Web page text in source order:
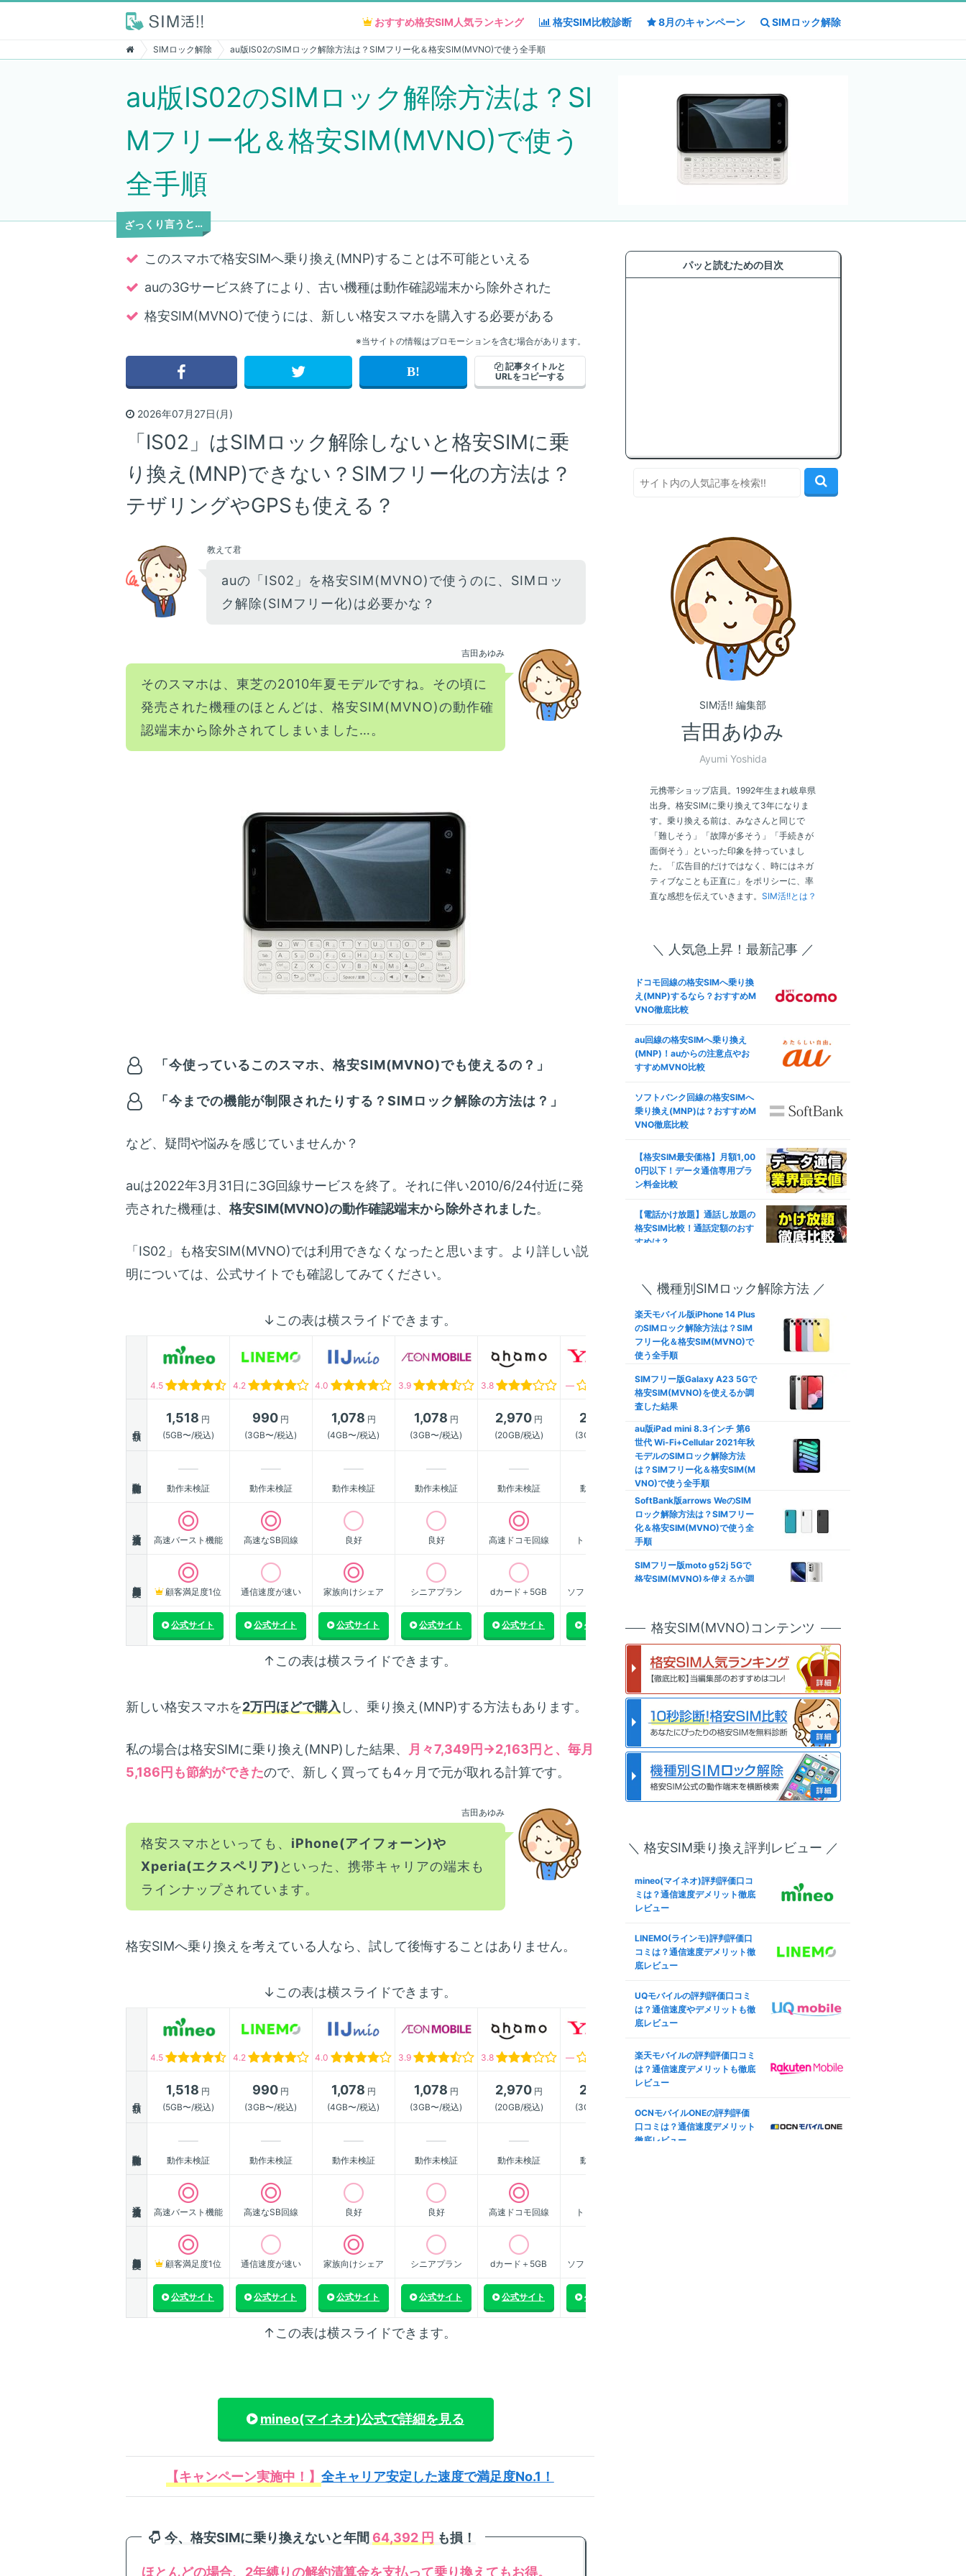
おすすめ格安SIM人気ランキング 格安SIM比較診断 8月のキャンペーン SIMロック解除
SIMロック解除 au版IS02のSIMロック解除方法は？SIMフリー化＆格安SIM(MVNO)で使う全手順
au版IS02のSIMロック解除方法は？SI
Mフリー化＆格安SIM(MVNO)で使う
全手順
ざっくり言うと…
このスマホで格安SIMへ乗り換え(MNP)することは不可能といえる
auの3Gサービス終了により、古い機種は動作確認端末から除外された
格安SIM(MVNO)で使うには、新しい格安スマホを購入する必要がある
※当サイトの情報はプロモーションを含む場合があります。
記事タイトルと
URLをコピーする
2026年07月27日(月)
「IS02」はSIMロック解除しないと格安SIMに乗
り換え(MNP)できない？SIMフリー化の方法は？
テザリングやGPSも使える？
教えて君
auの「IS02」を格安SIM(MVNO)で使うのに、SIMロッ
ク解除(SIMフリー化)は必要かな？
吉田あゆみ
そのスマホは、東芝の2010年夏モデルですね。その頃に
発売された機種のほとんどは、格安SIM(MVNO)の動作確
認端末から除外されてしまいました…。
「今使っているこのスマホ、格安SIM(MVNO)でも使えるの？」
「今までの機能が制限されたりする？SIMロック解除の方法は？」
など、疑問や悩みを感じていませんか？
auは2022年3月31日に3G回線サービスを終了。それに伴い2010/6/24付近に発
売された機種は、 格安SIM(MVNO)の動作確認端末から除外されました。
「IS02」も格安SIM(MVNO)では利用できなくなったと思います。より詳しい説
明については、公式サイトでも確認してみてください。
↓この表は横スライドできます。
4.5 4.2 4.0 3.9 3.8 ― ―
1,518 円
(5GB〜/税込)
990 円
(3GB〜/税込)
1,078 円
(4GB〜/税込)
1,078 円
(3GB〜/税込)
2,970円
(20GB/税込)
2,178
(3GB〜/税込)
(3GB〜/税込)
動作未検証 動作未検証 動作未検証 動作未検証 動作未検証 動作未検証 動作未検証
高速バースト機能 高速なSB回線 良好 良好 高速ドコモ回線 トップクラス
顧客満足度1位 通信速度が速い 家族向けシェア シニアプラン dカード＋5GB ソフトバンク傘下
公式サイト 公式サイト 公式サイト 公式サイト 公式サイト 公式サイト 公式サイト
↑この表は横スライドできます。
新しい格安スマホを2万円ほどで購入 し、乗り換え(MNP)する方法もあります。
私の場合は格安SIMに乗り換え(MNP)した結果、
月々7,349円→2,163円と、毎月
5,186円も節約ができたので、新しく買っても4ヶ月で元が取れる計算です。
吉田あゆみ
格安スマホといっても、 iPhone(アイフォーン)や
Xperia(エクスペリア) といった、携帯キャリアの端末も
ラインナップされています。
格安SIMへ乗り換えを考えている人なら、試して後悔することはありません。
↓この表は横スライドできます。
4.5 4.2 4.0 3.9 3.8 ― ―
1,518 円
(5GB〜/税込)
990 円
(3GB〜/税込)
1,078 円
(4GB〜/税込)
1,078 円
(3GB〜/税込)
2,970円
(20GB/税込)
2,178
(3GB〜/税込)
(3GB〜/税込)
動作未検証 動作未検証 動作未検証 動作未検証 動作未検証 動作未検証
高速バースト機能 高速なSB回線 良好 良好 高速ドコモ回線 トップクラス
顧客満足度1位 通信速度が速い 家族向けシェア シニアプラン dカード＋5GB ソフトバンク傘下
公式サイト 公式サイト 公式サイト 公式サイト 公式サイト 公式サイト
↑この表は横スライドできます。
mineo(マイネオ)公式で詳細を見る
【キャンペーン実施中！】 全キャリア安定した速度で満足度No.1！
今、格安SIMに乗り換えないと年間 64,392 円 も損！
ほとんどの場合、2年縛りの解約清算金を支払って乗り換えてもお得。
パッと読むための目次
SIM活!! 編集部
吉田あゆみ
Ayumi Yoshida
元携帯ショップ店員。1992年生まれ岐阜県
出身。格安SIMに乗り換えて3年になりま
す。乗り換える前は、みなさんと同じで
「難しそう」「故障が多そう」「手続きが
面倒そう」といった印象を持っていまし
た。「広告目的だけではなく、時にはネガ
ティブなことも正直に」をポリシーに、率
直な感想を伝えていきます。 SIM活!!とは？
＼ 人気急上昇！最新記事 ／
ドコモ回線の格安SIMへ乗り換
え(MNP)するなら？おすすめM
VNO徹底比較
au回線の格安SIMへ乗り換え
(MNP)！auからの注意点やお
すすめMVNO比較
ソフトバンク回線の格安SIMへ
乗り換え(MNP)は？おすすめM
VNO徹底比較
【格安SIM最安価格】月額1,00
0円以下！データ通信専用プラ
ン料金比較
【電話かけ放題】通話し放題の
格安SIM比較！通話定額のおす
すめは？
安SIM徹底比較！失敗しない選
【口座振替/デビットカード】
クレジットカード不要の格安SI
M徹底比較
家族割は格安SIMでも使える？
家族向けプランおすすめ格安SI
【カウントフリー】データ無制
限使い放題の罠！制限なし格安
SIM比較
格安SIMはテザリングできな
い？docomo/au/Softbank回
線おすすめ比較
iPhone/Androidのデータ通信
量節約！ギガ不足を解消して通
mineo(マイネオ)メールアドレ
ス設定！キャリアメールから変
更も解説
mineo(マイネオ)フリータンク
とは？引き出しルール条件やデ
メリット
mineo(マイネオ)パケットシェ
ア方法は？パケットギフト併用
でお得に
mineo(マイネオ)なら法人契約
Mも徹底解説
mineo(マイネオ)海外で使え
ミング設定も
mineo(マイネオ)の端末安心保
ne保証も
mineo(マイネオ)の契約プラン
プ変更も
mineo(マイネオ)マイページ徹
順も紹介
＼ 機種別SIMロック解除方法 ／
楽天モバイル版iPhone 14 Plus
のSIMロック解除方法は？SIM
フリー化＆格安SIM(MVNO)で
使う全手順
SIMフリー版Galaxy A23 5Gで
格安SIM(MVNO)を使えるか調
査した結果
au版iPad mini 8.3インチ 第6
世代 Wi-Fi+Cellular 2021年秋
モデルのSIMロック解除方法
は？SIMフリー化＆格安SIM(M
VNO)で使う全手順
SoftBank版arrows WeのSIM
ロック解除方法は？SIMフリー
化＆格安SIM(MVNO)で使う全
手順
SIMフリー版moto g52j 5Gで
格安SIM(MVNO)を使えるか調
のSIMロック解除方法は？SIM
フリー化＆格安SIM(MVNO)で
使う全手順
au版iPhone 13 ProのSIMロッ
ク解除方法は？SIMフリー化＆
格安SIM(MVNO)で使う全手順
SIMフリー版Redmi 9Tで格安S
IM(MVNO)を使えるか調査した
結果
SoftBank版Xperia 10 VのSIM
ロック解除方法は？SIMフリー
SIMフリー版Smartphone for
KW-BL512R16で格安SIM(MV
NO)を使えるか調査した結果
SIMフリー版OPPO Reno5 Aで
査した結果
docomo版iPhone SE (第3世
Mフリー化＆格安SIM(MVNO)
で使う全手順
楽天モバイル版iPhone 12のSI
リー化＆格安SIM(MVNO)で使
う全手順
SoftBank版iPad Pro 11インチ
年秋モデルのSIMロック解除方
法は？SIMフリー化＆格安SIM
(MVNO)で使う全手順
格安SIM(MVNO)コンテンツ
＼ 格安SIM乗り換え評判レビュー ／
mineo(マイネオ)評判評価口コ
ミは？通信速度デメリット徹底
レビュー
LINEMO(ラインモ)評判評価口
コミは？通信速度デメリット徹
底レビュー
UQモバイルの評判評価口コミ
は？通信速度やデメリットも徹
底レビュー
楽天モバイルの評判評価口コミ
は？通信速度デメリットも徹底
レビュー
OCNモバイルONEの評判評価
口コミは？通信速度デメリット
徹底レビュー
おすすめ格安SIM人気ランキング 格安SIM比較診断 8月のキャンペーン SIMロック解除